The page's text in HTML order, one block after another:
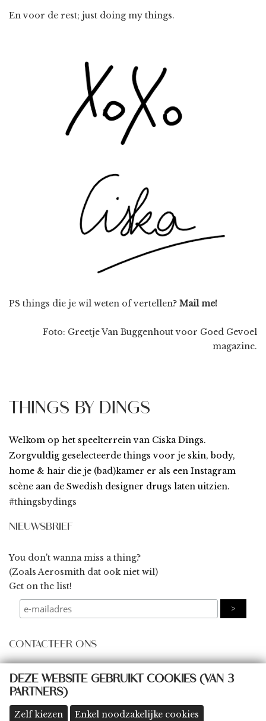
En voor de rest; just doing my things.
PS things die je wil weten of vertellen? Mail me!
Foto: Greetje Van Buggenhout voor Goed Gevoel
magazine.
DEZE WEBSITE GEBRUIKT COOKIES (VAN 3
PARTNERS)
Zelf kiezen Enkel noodzakelijke cookies
THINGS BY DINGS
Welkom op het speelterrein van Ciska Dings.
Zorgvuldig geselecteerde things voor je skin, body,
home & hair die je (bad)kamer er als een Instagram
scène aan de Swedish designer drugs laten uitzien.
#thingsbydings
NIEUWSBRIEF
You don't wanna miss a thing?
(Zoals Aerosmith dat ook niet wil)
Get on the list!
CONTACTEER ONS
some@thingsbydings.com
@thingsbydings
shop: Klein Boom 8A, 2580 Putte(meer details >>)